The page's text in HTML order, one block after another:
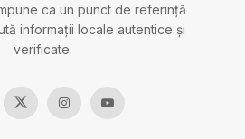
ca un punct de referință
informații locale autentice și
verificate.